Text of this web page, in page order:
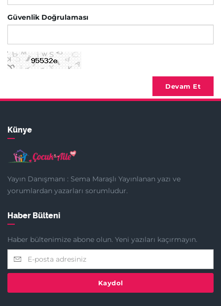
Güvenlik Doğrulaması
Devam Et
Künye
Yayın Danışmanı : Sema Maraşlı Yayınlanan yazı ve
yorumlardan yazarları sorumludur.
Haber Bülteni
Haber bültenimize abone olun. Yeni yazıları kaçırmayın.
Kaydol